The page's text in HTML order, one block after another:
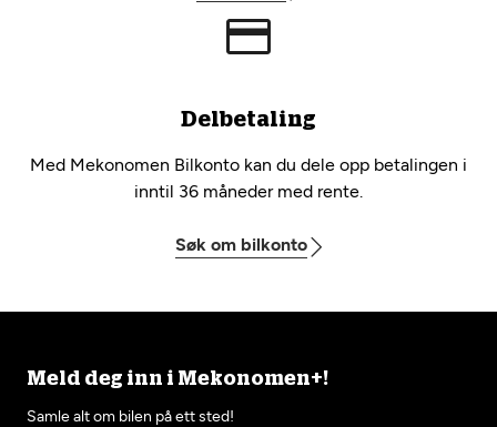
Delbetaling
Med Mekonomen Bilkonto kan du dele opp betalingen i
inntil 36 måneder med rente.
Søk om bilkonto
Meld deg inn i Mekonomen+!
Samle alt om bilen på ett sted!